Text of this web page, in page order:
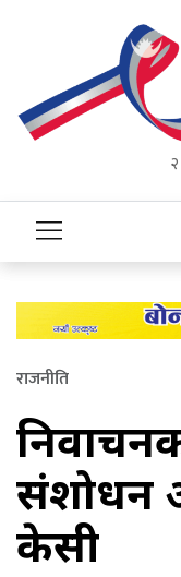
राजनीति
संशोधन
केसी